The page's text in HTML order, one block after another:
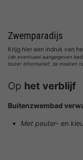
Zwemparadijs
Krijg hier een indruk van
(de eventueel aangegeven
louter informatief; ze moeten
Op het verblijf
Buitenzwembad
Met peuter- en